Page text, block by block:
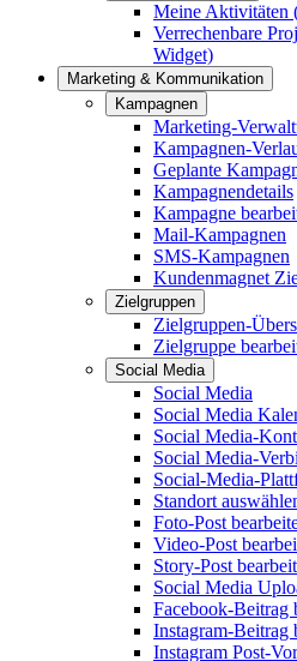
Meine Aktivitäten
Verrechenbare
Widget)
Marketing & Kommunikation
Kampagnen
Marketing-
Kampagnen-
Geplante
Kampagnendetails
Kampagne
Mail-Kampagnen
SMS-Kampagnen
Kundenmagnet
Zielgruppen
Zielgruppen-
Zielgruppe
Social Media
Social Media
Social Media
Social Media-
Social Media-
Social-Media-
Standort
Foto-Post
Video-Post
Story-Post
Social Media
Facebook-Beitrag
Instagram-Beitrag
Instagram Post-